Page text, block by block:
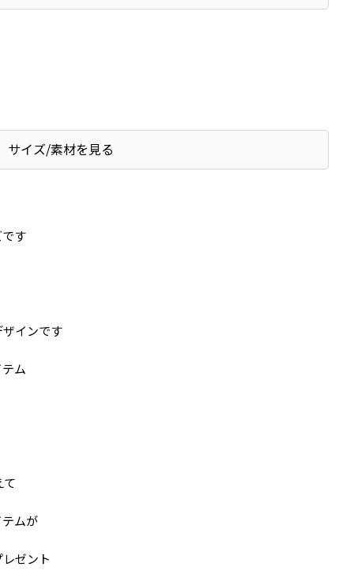
サイズ/素材を見る
す
インです
ム
て
ムが
ゼント